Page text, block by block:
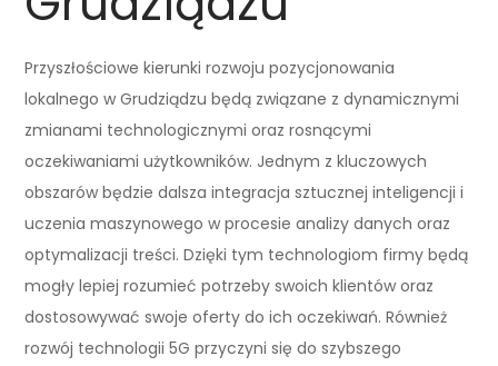
Przyszłościowe kierunki rozwoju pozycjonowania
lokalnego w Grudziądzu będą związane z dynamicznymi
zmianami technologicznymi oraz rosnącymi
oczekiwaniami użytkowników. Jednym z kluczowych
obszarów będzie dalsza integracja sztucznej inteligencji i
uczenia maszynowego w procesie analizy danych oraz
optymalizacji treści. Dzięki tym technologiom firmy będą
mogły lepiej rozumieć potrzeby swoich klientów oraz
dostosowywać swoje oferty do ich oczekiwań. Również
rozwój technologii 5G przyczyni się do szybszego